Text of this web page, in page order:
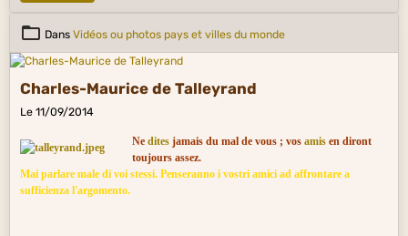
Dans Vidéos ou photos pays et villes du monde
Charles-Maurice de Talleyrand
Le 11/09/2014
Ne ditesjamais du mal de vous ; vos amisen diront
toujours assez.
Mai parlare male di voi stessi. Penseranno i vostri amici ad affrontare a
sufficienza l'argomento.